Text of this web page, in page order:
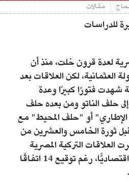
مقالات
للدراسات
لعدة قرون خلت، منذ أن
العثمانية، لكن العلاقات بعد
شهدت فتورًا كبيرًا وعدة
حلف الناتو ومن بعده حلف
الإطاري" أو "حلف المحيط" مع
ما قبل ثورة الخامس والعشرين من
العلاقات التركية المصرية
فاترة سياسيًّا ومتواضعة اقتصاديًّا، رغم توقيع 14 اتفاقًا